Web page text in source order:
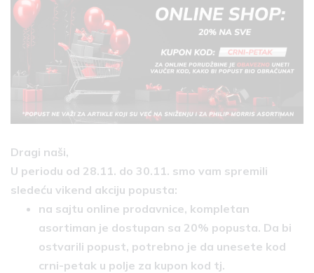
Dragi naši,
U periodu od 28.11. do 30.11. smo vam spremili
sledeću vikend akciju popusta:
na sajtu online prodavnice, kompletan
asortiman je dostupan sa 20% popusta. Da bi
ostvarili popust, potrebno je da unesete kod
crni-petak u polje za kupon kod tj.